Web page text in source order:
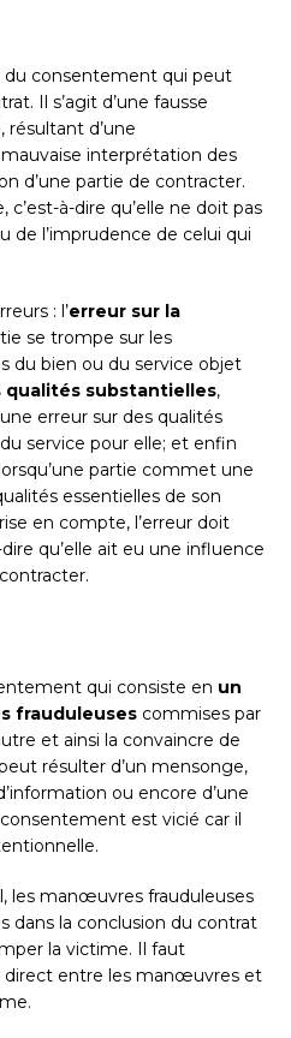
du consentement qui peut
Il s’agit d’une fausse
résultant d’une
interprétation des
d’une partie de contracter.
c’est-à-dire qu’elle ne doit pas
de l’imprudence de celui qui
: l’erreur sur la
se trompe sur les
du bien ou du service objet
qualités substantielles,
erreur sur des qualités
service pour elle; et enfin
partie commet une
essentielles de son
en compte, l’erreur doit
qu’elle ait eu une influence
qui consiste en un
frauduleuses commises par
et ainsi la convaincre de
résulter d’un mensonge,
ou encore d’une
est vicié car il
les manœuvres frauduleuses
dans la conclusion du contrat
la victime. Il faut
direct entre les manœuvres et